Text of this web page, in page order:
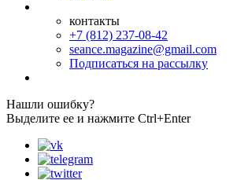
контакты
+7 (812) 237-08-42
seance.magazine@gmail.com
Подписаться на рассылку
Нашли ошибку?
Выделите ее и нажмите Ctrl+Enter